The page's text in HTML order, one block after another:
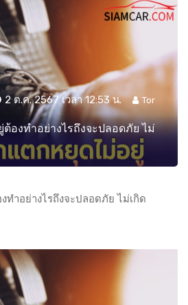
2 ต.ค. 2567 เวลา 12:53 น. Tor
องทำอย่างไรถึงจะปลอดภัย ไม่
ทำอย่างไรถึงจะปลอดภัย ไม่เกิด